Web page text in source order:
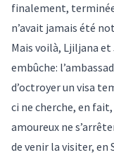
finalement,
n’avait jamais été
Mais voilà, Ljiljana
embûche:
d’octroyer un visa
ci ne cherche, en
amoureux ne
de venir la visiter, en